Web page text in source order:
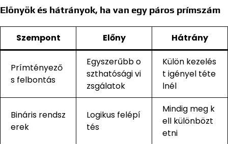
Előnyök és hátrányok, ha van egy páros prímszám
Szempont Előny Hátrány
Prímtényező
s felbontás
Egyszerűbb o
szthatósági vi
zsgálatok
Külön kezelés
t igényel téte
lnél
Bináris rendsz
erek
Logikus felépí
tés
Mindig meg k
ell különbözt
etni